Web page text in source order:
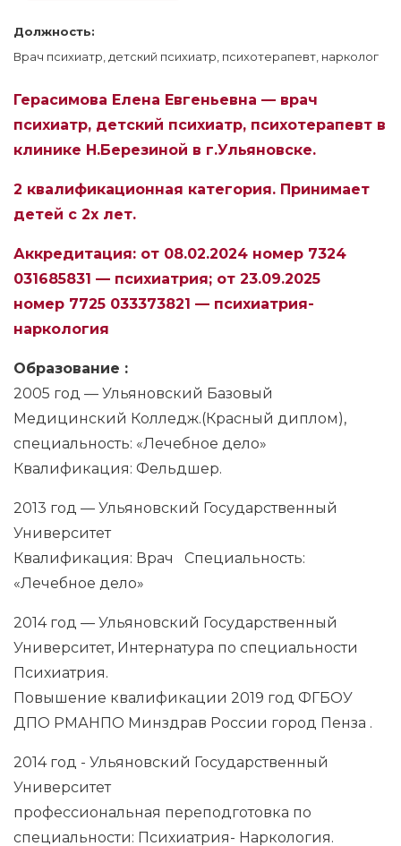
Должность:
Врач психиатр, детский психиатр, психотерапевт, нарколог
Герасимова Елена Евгеньевна — врач
психиатр, детский психиатр, психотерапевт в
клинике Н.Березиной в г.Ульяновске.
2 квалификационная категория. Принимает
детей с 2х лет.
Аккредитация: от 08.02.2024 номер 7324
031685831 — психиатрия; от 23.09.2025
номер 7725 033373821 — психиатрия-
наркология
Образование :
2005 год — Ульяновский Базовый
Медицинский Колледж.(Красный диплом),
специальность: «Лечебное дело»
Квалификация: Фельдшер.
2013 год — Ульяновский Государственный
Университет
Квалификация: Врач Специальность:
«Лечебное дело»
2014 год — Ульяновский Государственный
Университет, Интернатура по специальности
Психиатрия.
Повышение квалификации 2019 год ФГБОУ
ДПО РМАНПО Минздрав России город Пенза .
2014 год - Ульяновский Государственный
Университет
профессиональная переподготовка по
специальности: Психиатрия- Наркология.